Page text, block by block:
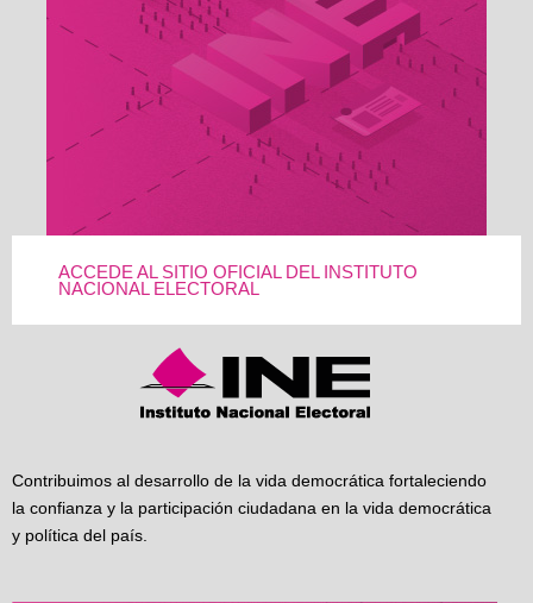
ACCEDE AL SITIO OFICIAL DEL INSTITUTO
NACIONAL ELECTORAL
Contribuimos al desarrollo de la vida democrática fortaleciendo
la confianza y la participación ciudadana en la vida democrática
y política del país.